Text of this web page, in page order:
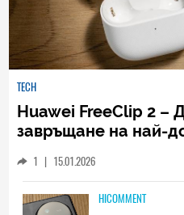
TECH
Huawei FreeClip 2 –
завръщане на най-
1 | 15.01.2026
HICOMMENT